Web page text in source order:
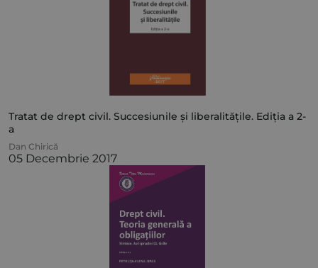
Tratat de drept civil. Succesiunile și liberalitățile. Ediția a 2-
a
Dan Chirică
05 Decembrie 2017